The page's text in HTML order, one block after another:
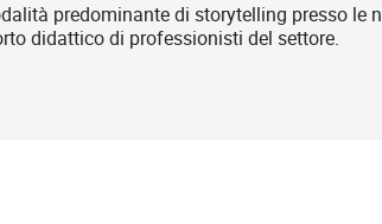
predominante di storytelling presso le
didattico di professionisti del settore.